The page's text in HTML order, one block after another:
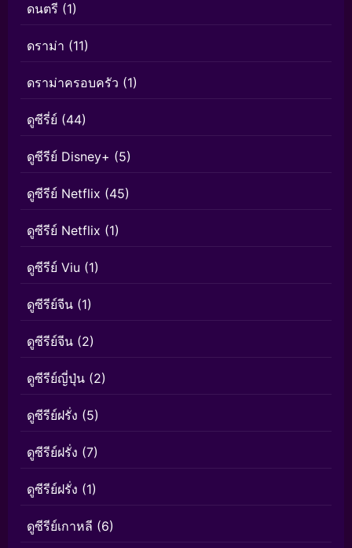
ดนตรี (1)
ดราม่า (11)
ดราม่าครอบครัว (1)
ดูซีรี่ย์ (44)
ดูซีรีย์ Disney+ (5)
ดูซีรีย์ Netflix (45)
ดูซีรีย์ Netflix (1)
ดูซีรีย์ Viu (1)
ดูซีรีย์จีน (1)
ดูซีรีย์จีน (2)
ดูซีรีย์ญี่ปุ่น (2)
ดูซีรีย์ฝรั่ง (5)
ดูซีรีย์ฝรั่ง (7)
ดูซีรีย์ฝรั่ง (1)
ดูซีรีย์เกาหลี (6)